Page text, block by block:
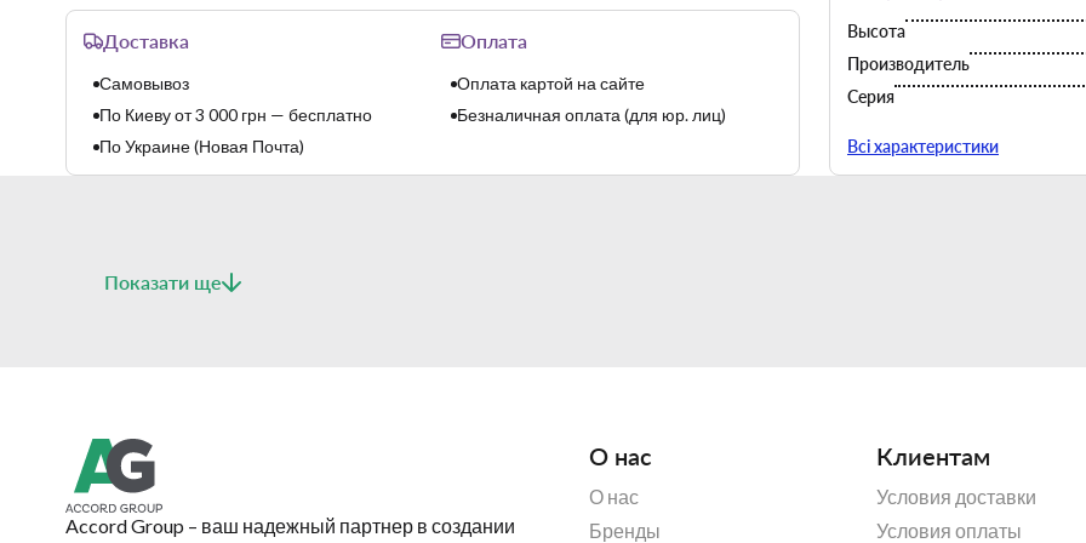
Доставка
Самовывоз
По Киеву от 3 000 грн — бесплатно
По Украине (Новая Почта)
Оплата
Оплата картой на сайте
Безналичная оплата (для юр. лиц)
- первый,
- второй, так
Этот производственный
Высота
Производитель
Серия
Всі характеристики
Показати ще
Accord Group – ваш надежный партнер в создании
О нас
О нас
Бренды
Клиентам
Условия доставки
Условия оплаты